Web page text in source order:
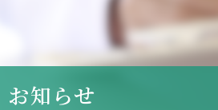
お知らせ